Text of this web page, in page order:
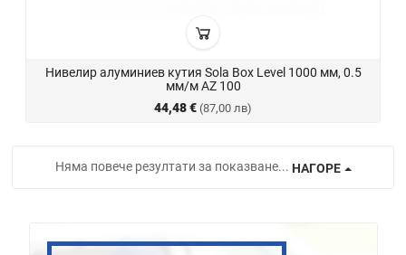
Нивелир алуминиев кутия Sola Box Level 1000 мм, 0.5
мм/м AZ 100
44,48 € (87,00 лв)
Няма повече резултати за показване... НАГОРЕ